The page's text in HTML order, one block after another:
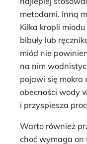
metodami. Inną
Kilka kropli
bibuły lub
miód nie
na nim
pojawi się mokra
obecności wody
i przyspiesza
Warto również
choć wymaga on